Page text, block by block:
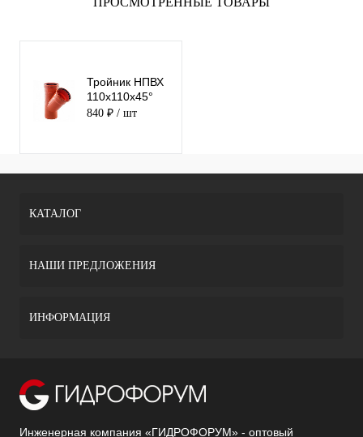
Тройник НПВХ
110х110х45°
840 ₽ / шт
КАТАЛОГ
НАШИ ПРЕДЛОЖЕНИЯ
ИНФОРМАЦИЯ
Инженерная компания «ГИДРОФОРУМ» - оптовый